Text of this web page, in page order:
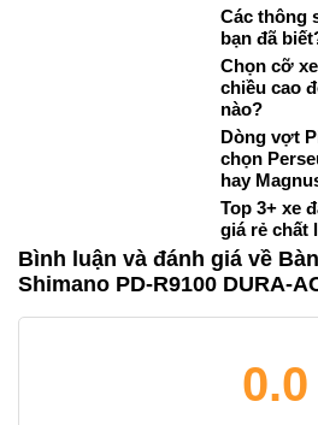
Các thông
bạn đã
Chọn cỡ
chiều cao
nào?
Dòng vợt
chọn
hay
Top 3+ xe
giá rẻ
Bình luận và đánh giá về
Shimano PD-R9100 DURA-
0.0